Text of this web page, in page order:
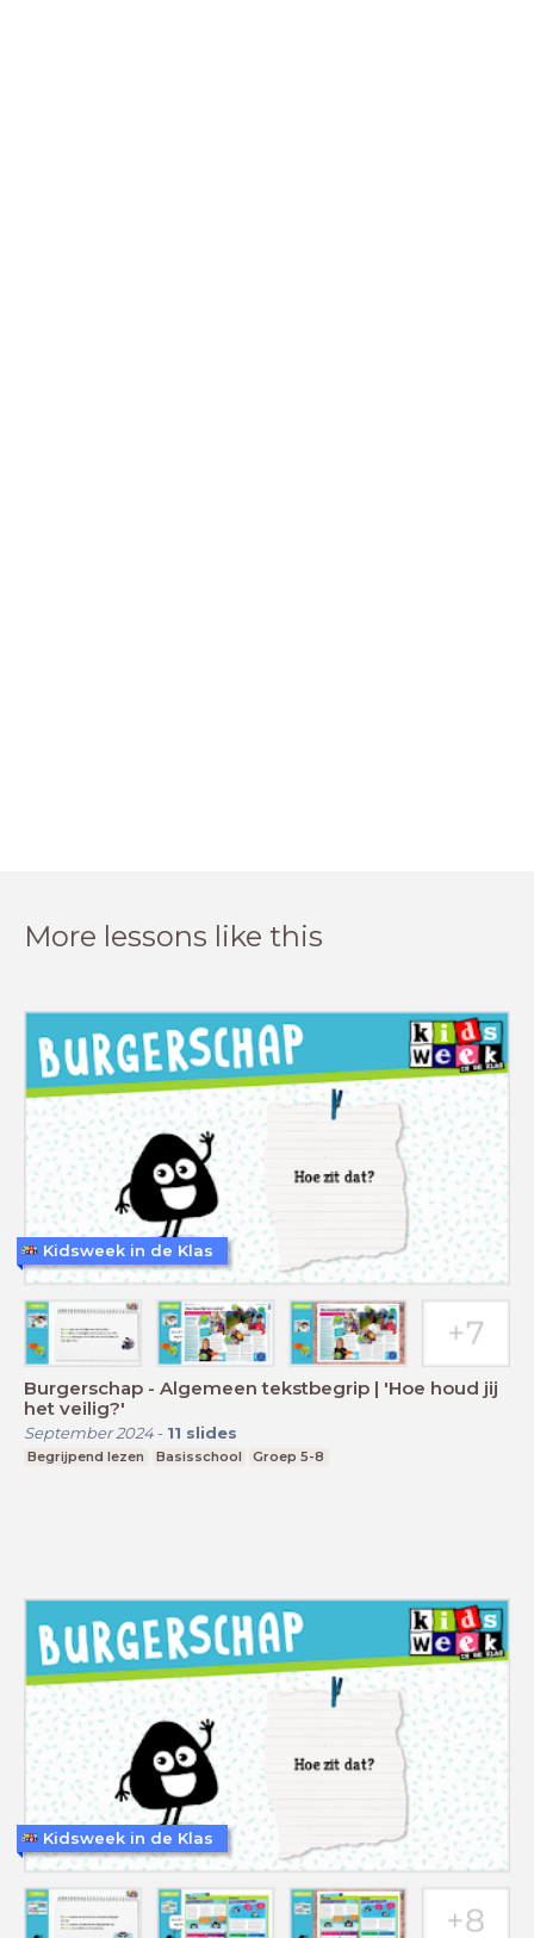
More lessons like this
Burgerschap - Algemeen tekstbegrip | 'Hoe houd jij
het veilig?'
September 2024- 11 slides
Begrijpend lezen Basisschool Groep 5-8
Kidsweek in de Klas
Kidsweek in de Klas